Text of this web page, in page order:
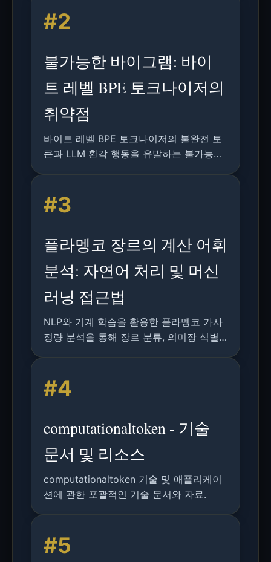
#2
불가능한 바이그램: 바이
트 레벨 BPE 토크나이저의
취약점
바이트 레벨 BPE 토크나이저의 불완전 토
큰과 LLM 환각 행동을 유발하는 불가능한
#3
플라멩코 장르의 계산 어휘
분석: 자연어 처리 및 머신
러닝 접근법
NLP와 기계 학습을 활용한 플라멩코 가사
정량 분석을 통해 장르 분류, 의미장 식별
#4
computationaltoken - 기술
문서 및 리소스
computationaltoken 기술 및 애플리케이
션에 관한 포괄적인 기술 문서와 자료.
#5